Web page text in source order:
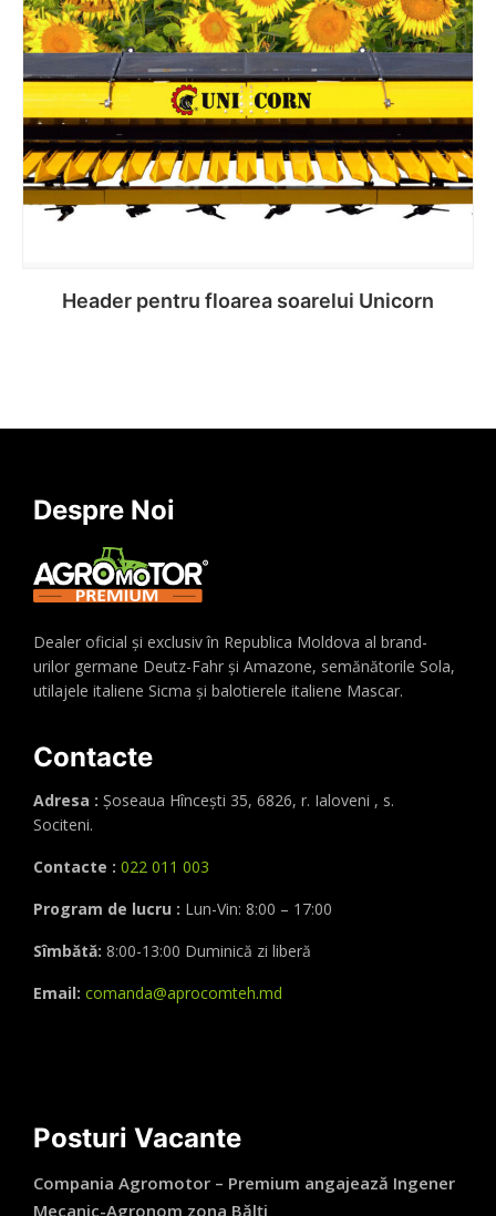
Header pentru floarea soarelui Unicorn
Despre Noi
Dealer oficial și exclusiv în Republica Moldova al brand-
urilor germane Deutz-Fahr și Amazone, semănătorile Sola,
utilajele italiene Sicma și balotierele italiene Mascar.
Contacte
Adresa : Șoseaua Hînceşti 35, 6826, r. Ialoveni , s.
Sociteni.
Contacte : 022 011 003
Program de lucru : Lun-Vin: 8:00 – 17:00
Sîmbătă: 8:00-13:00 Duminică zi liberă
Email: comanda@aprocomteh.md
Posturi Vacante
Compania Agromotor – Premium angajează Ingener
Mecanic-Agronom zona Bălți